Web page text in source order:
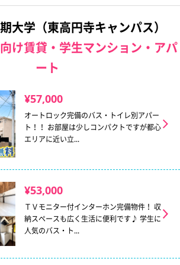
大学（東高円寺キャンパス）
け賃貸・学生マンション・アパ
ート
¥57,000
オートロック完備のバス・トイレ別アパー
ト！！ お部屋は少しコンパクトですが都心
エリアに近い立...
¥53,000
ＴＶモニター付インターホン完備物件！ 収
納スペースも広く生活に便利です♪ 学生に
人気のバス・ト...